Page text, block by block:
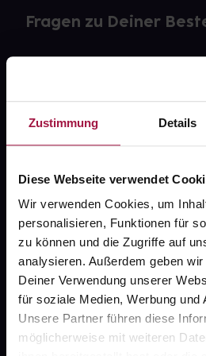
Zustimmung Details
Diese Webseite verwendet
Wir verwenden Cookies, um
personalisieren, Funktionen für
zu können und die Zugriffe auf
analysieren. Außerdem geben
Deiner Verwendung unserer
für soziale Medien, Werbung und
Unsere Partner führen diese
möglicherweise mit weiteren
Fragen zu Deiner
FAQ
Widerrufsformular
gesund.de
Karriere
Newsletter
Barrierefreiheitserklärung